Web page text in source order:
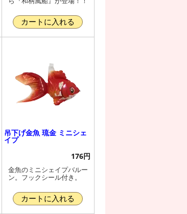
カートに入れる
吊下げ金魚 琉金 ミニシェ
イプ
176円
金魚のミニシェイプバルー
ン。フックシール付き。
カートに入れる